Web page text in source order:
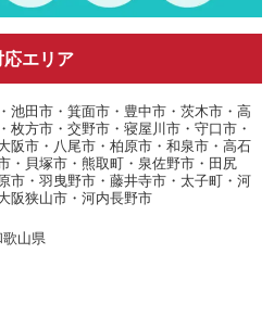
応エリア
池田市・箕面市・豊中市・茨木市・高
枚方市・交野市・寝屋川市・守口市・
阪市・八尾市・柏原市・和泉市・高石
・貝塚市・熊取町・泉佐野市・田尻
市・羽曳野市・藤井寺市・太子町・河
阪狭山市・河内長野市
山県